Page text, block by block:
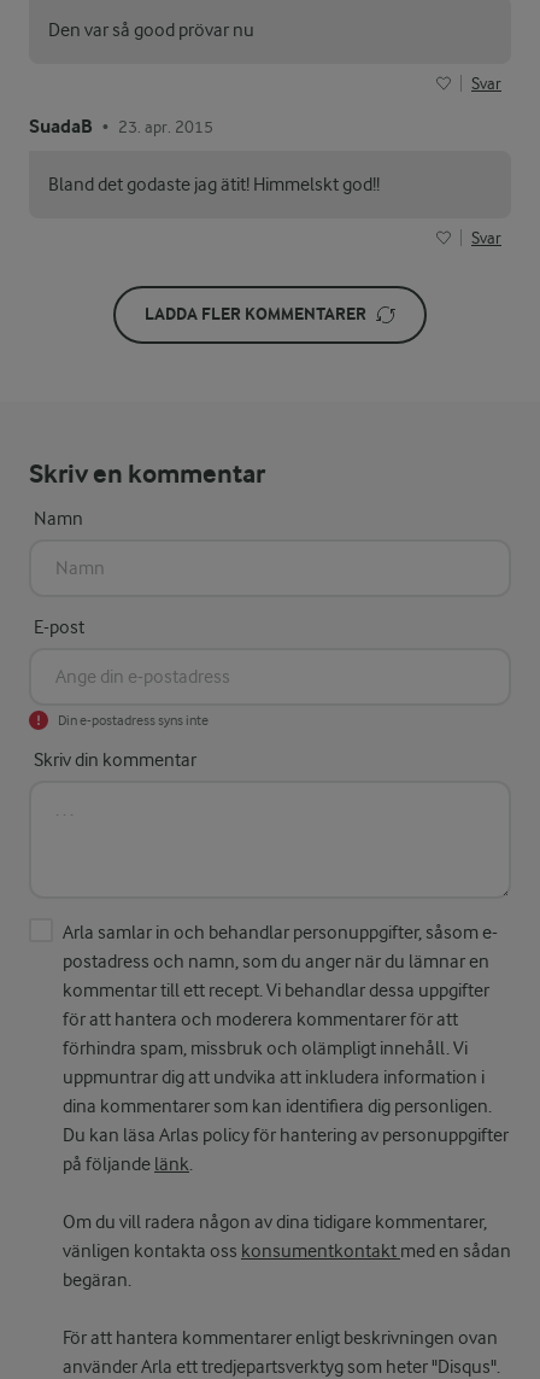
Den var så good prövar nu
Svar
SuadaB • 23. apr. 2015
Bland det godaste jag ätit! Himmelskt god!!
Svar
LADDA FLER KOMMENTARER
Skriv en kommentar
Namn
E-post
Din e-postadress syns inte
Skriv din kommentar
Arla samlar in och behandlar personuppgifter, såsom e-
postadress och namn, som du anger när du lämnar en
kommentar till ett recept. Vi behandlar dessa uppgifter
för att hantera och moderera kommentarer för att
förhindra spam, missbruk och olämpligt innehåll. Vi
uppmuntrar dig att undvika att inkludera information i
dina kommentarer som kan identifiera dig personligen.
Du kan läsa Arlas policy för hantering av personuppgifter
på följande länk.
Om du vill radera någon av dina tidigare kommentarer,
vänligen kontakta oss konsumentkontakt med en sådan
begäran.
För att hantera kommentarer enligt beskrivningen ovan
använder Arla ett tredjepartsverktyg som heter "Disqus".